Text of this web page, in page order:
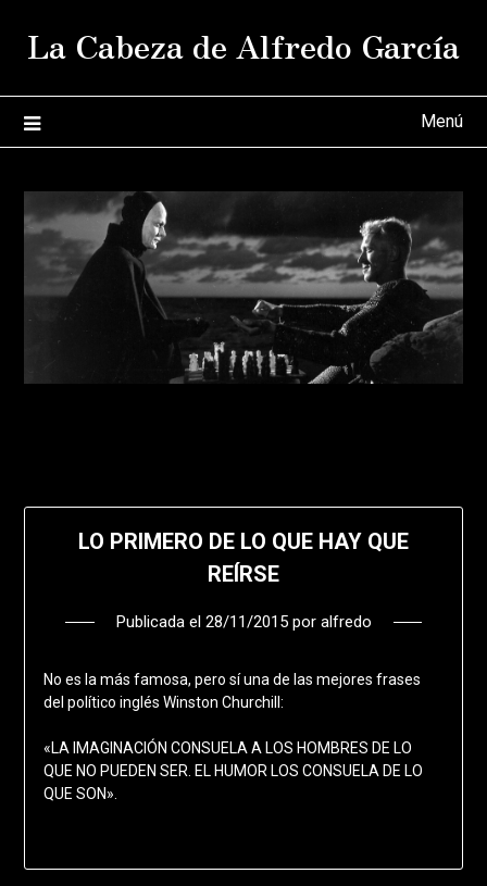
La Cabeza de Alfredo García
Menú
LO PRIMERO DE LO QUE HAY QUE
REÍRSE
Publicada el 28/11/2015por alfredo
No es la más famosa, pero sí una de las mejores frases
del político inglés Winston Churchill:
«LA IMAGINACIÓN CONSUELA A LOS HOMBRES DE LO
QUE NO PUEDEN SER. EL HUMOR LOS CONSUELA DE LO
QUE SON».